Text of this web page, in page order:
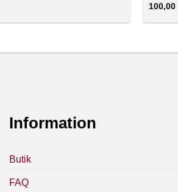
100,00
Information
Butik
FAQ